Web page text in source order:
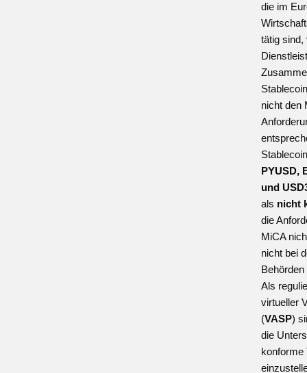
die im
tätig sind,
nicht den
PYUSD,
und
als nicht
die
MiCA
nicht bei
Als
virtueller
(VASP)
die
konforme